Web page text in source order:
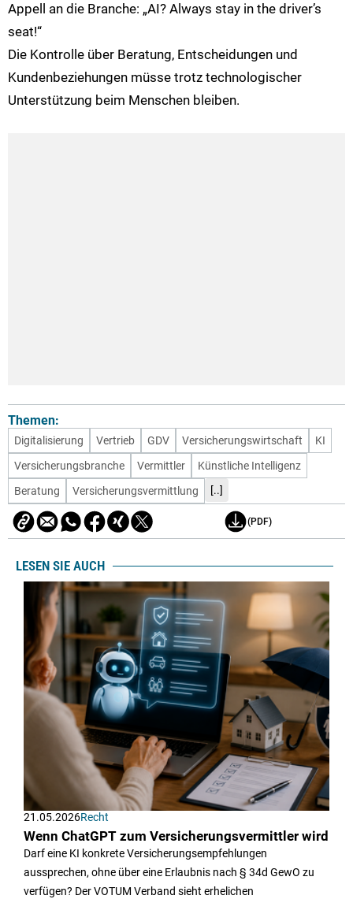
Appell an die Branche: „AI? Always stay in the driver’s
seat!“
Die Kontrolle über Beratung, Entscheidungen und
Kundenbeziehungen müsse trotz technologischer
Unterstützung beim Menschen bleiben.
Themen:
Digitalisierung Vertrieb GDV Versicherungswirtschaft
KI
Versicherungsbranche
Vermittler
Künstliche Intelligenz
Beratung
Versicherungsvermittlung [..]
(PDF)
LESEN SIE AUCH
21.05.2026Recht
Wenn ChatGPT zum Versicherungsvermittler wird
Darf eine KI konkrete Versicherungsempfehlungen
aussprechen, ohne über eine Erlaubnis nach § 34d GewO zu
verfügen? Der VOTUM Verband sieht erhelichen